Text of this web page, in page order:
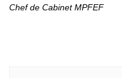
Chef de Cabinet MPFEF